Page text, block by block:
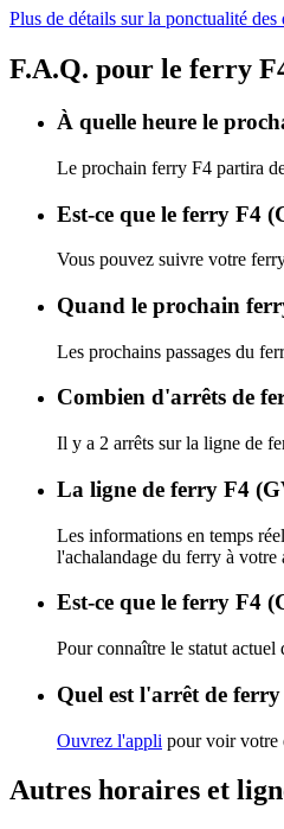
Plus de détails sur la ponctualité des
F.A.Q. pour le ferry
À quelle heure le
Le prochain ferry F4 partira
Est-ce que le ferry F4
Vous pouvez suivre votre
Quand le prochain
Les prochains passages du
Combien d'arrêts de
Il y a 2 arrêts sur la ligne de
La ligne de ferry F4
Les informations en temps
l'achalandage du ferry à votre
Est-ce que le ferry F4
Pour connaître le statut
Quel est l'arrêt de
Ouvrez l'appli pour voir votre
Autres horaires et